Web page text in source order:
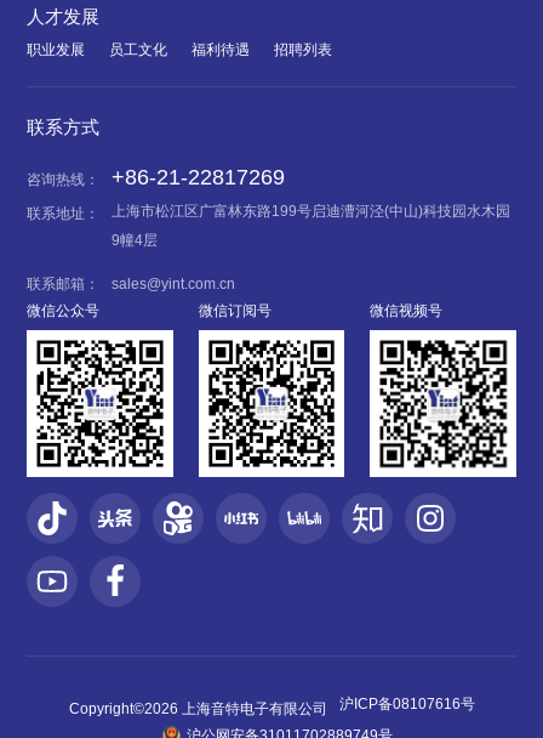
人才发展
职业发展 员工文化 福利待遇 招聘列表
联系方式
咨询热线： +86-21-22817269
联系地址：
上海市松江区广富林东路199号启迪漕河泾(中山)科技园水木园
9幢4层
联系邮箱：
sales@yint.com.cn
微信公众号
微信订阅号 微信视频号
Copyright©2026 上海音特电子有限公司
沪ICP备08107616号